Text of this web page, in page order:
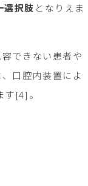
選択肢 となりえま
できない患者や
口腔内装置によ
[4]。